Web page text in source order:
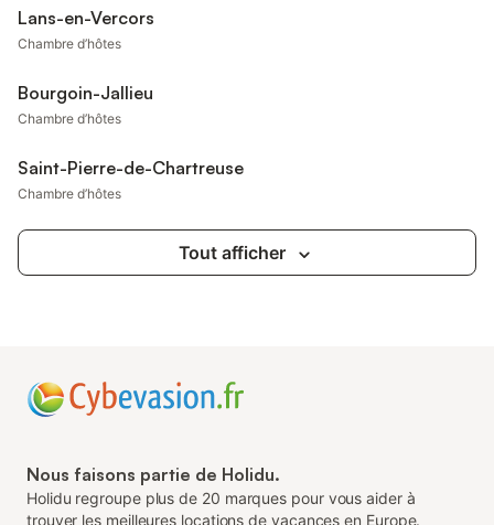
Lans-en-Vercors
Chambre d’hôtes
Bourgoin-Jallieu
Chambre d’hôtes
Saint-Pierre-de-Chartreuse
Chambre d’hôtes
Tout afficher
Nous faisons partie de Holidu.
Holidu regroupe plus de 20 marques pour vous aider à
trouver les meilleures locations de vacances en Europe.